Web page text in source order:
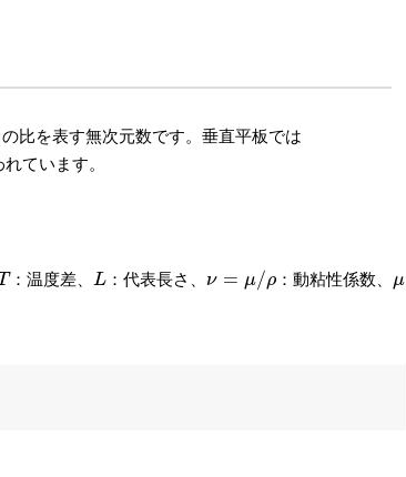
比を表す無次元数です。垂直平板では
ています。
：温度差、 L
L ：代表長さ、 ν = μ/ρ：動粘性係数、 μ
μ